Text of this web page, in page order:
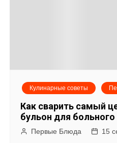
Кулинарные советы
Как сварить самый
бульон для больного
Первые Блюда 15